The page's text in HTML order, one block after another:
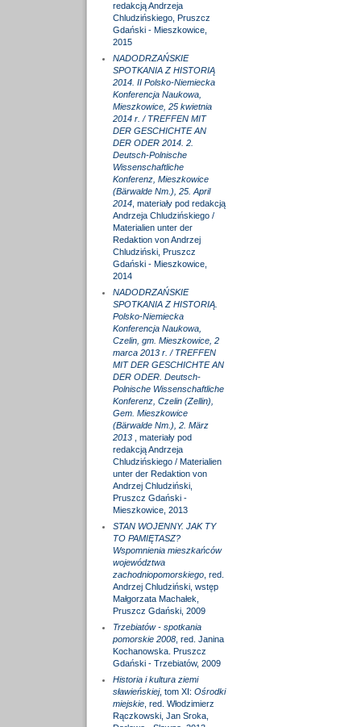
redakcją Andrzeja
Chludzińskiego, Pruszcz
Gdański - Mieszkowice,
2015
NADODRZAŃSKIE
SPOTKANIA Z HISTORIĄ
2014. II Polsko-Niemiecka
Konferencja Naukowa,
Mieszkowice, 25 kwietnia
2014 r. / TREFFEN MIT
DER GESCHICHTE AN
DER ODER 2014. 2.
Deutsch-Polnische
Wissenschaftliche
Konferenz, Mieszkowice
(Bärwalde Nm.), 25. April
2014, materiały pod redakcją
Andrzeja Chludzińskiego /
Materialien unter der
Redaktion von Andrzej
Chludziński, Pruszcz
Gdański - Mieszkowice,
2014
NADODRZAŃSKIE
SPOTKANIA Z HISTORIĄ.
Polsko-Niemiecka
Konferencja Naukowa,
Czelin, gm. Mieszkowice, 2
marca 2013 r. / TREFFEN
MIT DER GESCHICHTE AN
DER ODER. Deutsch-
Polnische Wissenschaftliche
Konferenz, Czelin (Zellin),
Gem. Mieszkowice
(Bärwalde Nm.), 2. März
2013
, materiały pod
redakcją Andrzeja
Chludzińskiego / Materialien
unter der Redaktion von
Andrzej Chludziński,
Pruszcz Gdański -
Mieszkowice, 2013
STAN WOJENNY. JAK TY
TO PAMIĘTASZ?
Wspomnienia mieszkańców
województwa
zachodniopomorskiego, red.
Andrzej Chludziński, wstęp
Małgorzata Machałek,
Pruszcz Gdański, 2009
Trzebiatów - spotkania
pomorskie 2008, red. Janina
Kochanowska. Pruszcz
Gdański - Trzebiatów, 2009
Historia i kultura ziemi
sławieńskiej, tom XI: Ośrodki
miejskie, red. Włodzimierz
Rączkowski, Jan Sroka,